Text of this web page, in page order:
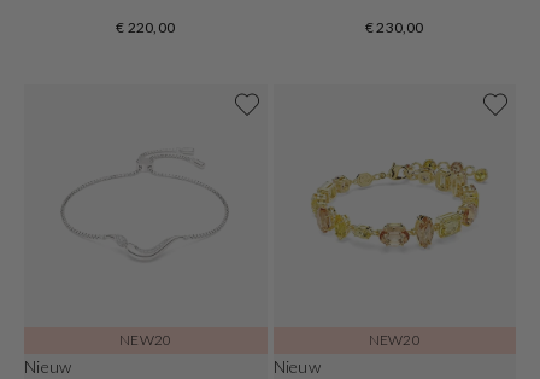
€ 220,00 € 230,00
NEW20
Nieuw
NEW20
Nieuw